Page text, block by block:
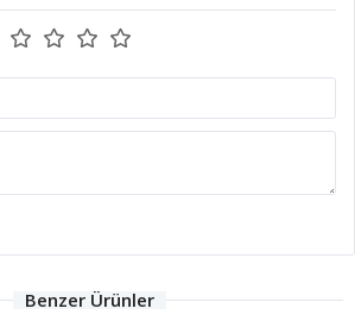
Benzer Ürünler